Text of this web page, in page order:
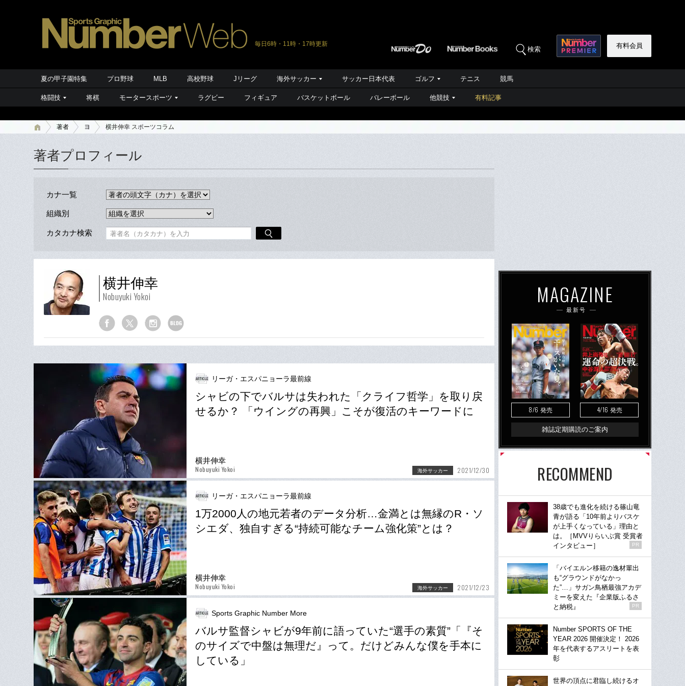
毎日6時・11時・17時更新
検索 有料会員
夏の甲子園特集 プロ野球 MLB 高校野球 Jリーグ 海外サッカー サッカー日本代表 ゴルフ テニス 競馬
格闘技 将棋 モータースポーツ ラグビー フィギュア バスケットボール バレーボール 他競技 有料記事
著者 ヨ 横井伸幸 スポーツコラム
著者プロフィール
カナ一覧
組織別
カタカナ検索
横井伸幸
Nobuyuki Yokoi
リーガ・エスパニョーラ最前線
シャビの下でバルサは失われた「クライフ哲学」を取り戻
せるか？ 「ウイングの再興」こそが復活のキーワードに
横井伸幸
Nobuyuki Yokoi 海外サッカー 2021/12/30
リーガ・エスパニョーラ最前線
1万2000人の地元若者のデータ分析…金満とは無縁のR・ソ
シエダ、独自すぎる“持続可能なチーム強化策”とは？
横井伸幸
Nobuyuki Yokoi 海外サッカー 2021/12/23
Sports Graphic Number More
バルサ監督シャビが9年前に語っていた“選手の素質”「『そ
のサイズで中盤は無理だ』って。だけどみんな僕を手本に
している」
MAGAZINE
最新号
8/6 発売 4/16 発売
雑誌定期購読のご案内
RECOMMEND
38歳でも進化を続ける篠山竜
青が語る「10年前よりバスケ
が上手くなっている」理由と
は。［MVVりらいぶ賞 受賞者
インタビュー］
PR
「バイエルン移籍の逸材輩出
も“グラウンドがなかっ
た”…」サガン鳥栖最強アカデ
ミーを変えた『企業版ふるさ
と納税』
PR
Number SPORTS OF THE
YEAR 2026 開催決定！ 2026
年を代表するアスリートを表
彰
世界の頂点に君臨し続けるオ